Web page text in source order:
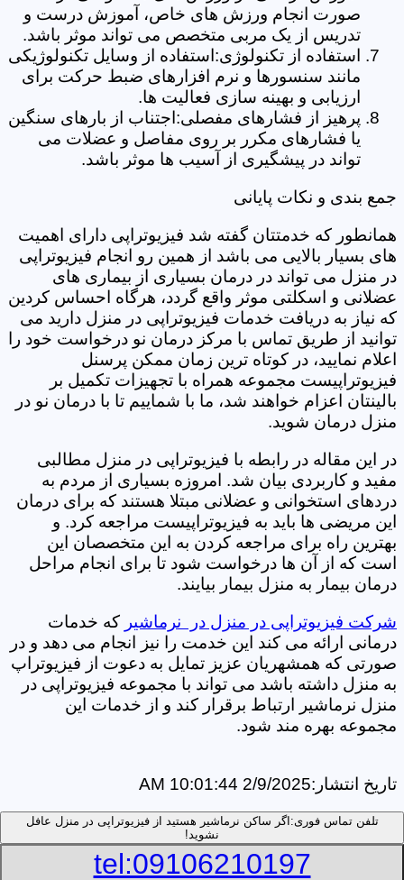
صورت انجام ورزش های خاص، آموزش درست و
تدریس از یک مربی متخصص می تواند موثر باشد.
استفاده از تکنولوژی:استفاده از وسایل تکنولوژیکی
مانند سنسورها و نرم افزارهای ضبط حرکت برای
ارزیابی و بهینه سازی فعالیت ها.
پرهیز از فشارهای مفصلی:اجتناب از بارهای سنگین
یا فشارهای مکرر بر روی مفاصل و عضلات می
تواند در پیشگیری از آسیب ها موثر باشد.
جمع بندی و نکات پایانی
همانطور که خدمتتان گفته شد فیزیوتراپی دارای اهمیت
های بسیار بالایی می باشد از همین رو انجام فیزیوتراپی
در منزل می تواند در درمان بسیاری از بیماری های
عضلانی و اسکلتی موثر واقع گردد، هرگاه احساس کردین
که نیاز به دریافت خدمات فیزیوتراپی در منزل دارید می
توانید از طریق تماس با مرکز درمان نو درخواست خود را
اعلام نمایید، در کوتاه ترین زمان ممکن پرسنل
فیزیوتراپیست مجموعه همراه با تجهیزات تکمیل بر
بالینتان اعزام خواهند شد، ما با شماییم تا با درمان نو در
منزل درمان شوید.
در این مقاله در رابطه با فیزیوتراپی در منزل مطالبی
مفید و کاربردی بیان شد. امروزه بسیاری از مردم به
دردهای استخوانی و عضلانی مبتلا هستند که برای درمان
این مریضی ها باید به فیزیوتراپیست مراجعه کرد. و
بهترین راه برای مراجعه کردن به این متخصصان این
است که از آن ها درخواست شود تا برای انجام مراحل
درمان بیمار به منزل بیمار بیایند.
شرکت فیزیوتراپی در منزل در نرماشیر که خدمات
درمانی ارائه می کند این خدمت را نیز انجام می دهد و در
صورتی که همشهریان عزیز تمایل به دعوت از فیزیوتراپ
به منزل داشته باشد می تواند با مجموعه فیزیوتراپی در
منزل نرماشیر ارتباط برقرار کند و از خدمات این
مجموعه بهره مند شود.
تاریخ انتشار:2/9/2025 10:01:44 AM
تلفن تماس فوری: اگر ساکن نرماشیر هستید از فیزیوتراپی در منزل عافل
نشوید!
tel:09106210197